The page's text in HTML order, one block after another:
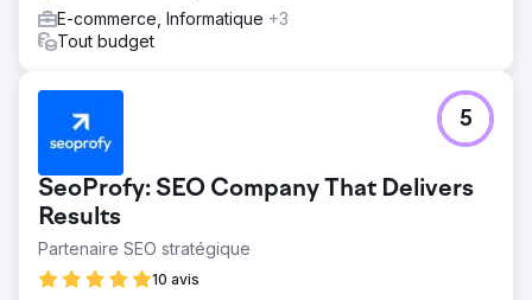
E-commerce, Informatique +3
Tout budget
SeoProfy: SEO Company That Delivers
Results
Partenaire SEO stratégique
10 avis
5